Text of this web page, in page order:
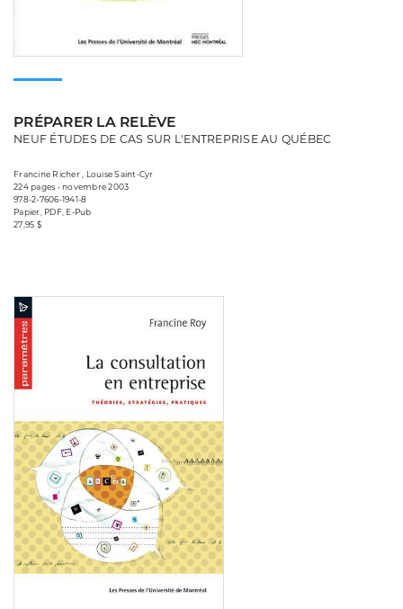
PRÉPARER LA RELÈVE
NEUF ÉTUDES DE CAS SUR L'ENTREPRISE AU QUÉBEC
Francine Richer , Louise Saint-Cyr
224 pages • novembre 2003
978-2-7606-1941-8
Papier, PDF, E-Pub
27,95 $